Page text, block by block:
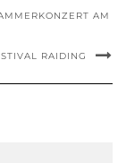
AM
RAIDING